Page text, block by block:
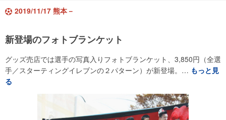
2019/11/17 熊本－
新登場のフォトブランケット
グッズ売店では選手の写真入りフォトブランケット、3,850円（全選
手／スターティングイレブンの２パターン）が新登場。… もっと見
る